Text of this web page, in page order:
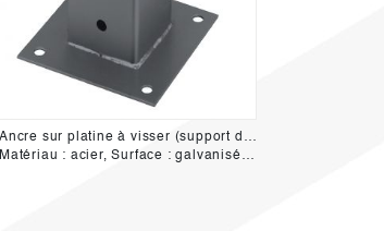
Ancre sur platine à visser (support de poteau)
Matériau : acier, Surface : galvanisée à chaud